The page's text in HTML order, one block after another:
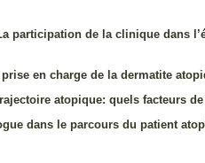
La participation de la clinique
en charge de la dermatite
atopique: quels facteurs
dans le parcours du patient